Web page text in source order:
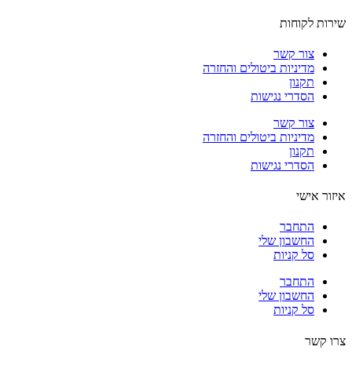
לקוחות
צור קשר
מדיניות ביטולים והחזרה
תקנון
הסדרי נגישות
צור קשר
מדיניות ביטולים והחזרה
תקנון
הסדרי נגישות
אישי
התחבר
החשבון שלי
סל קניות
התחבר
החשבון שלי
סל קניות
קשר